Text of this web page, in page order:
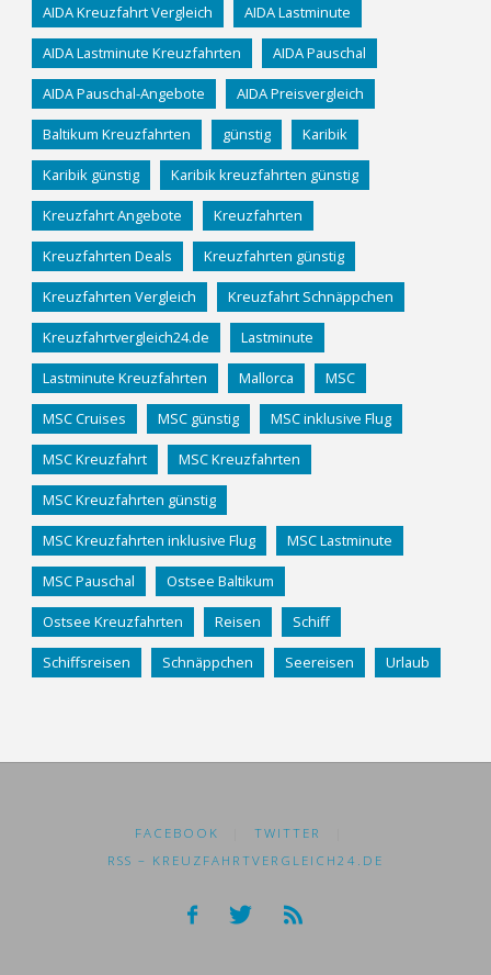
AIDA Kreuzfahrt Vergleich AIDA Lastminute
AIDA Lastminute Kreuzfahrten AIDA Pauschal
AIDA Pauschal-Angebote AIDA Preisvergleich
Baltikum Kreuzfahrten günstig Karibik
Karibik günstig Karibik kreuzfahrten günstig
Kreuzfahrt Angebote Kreuzfahrten
Kreuzfahrten Deals Kreuzfahrten günstig
Kreuzfahrten Vergleich Kreuzfahrt Schnäppchen
Kreuzfahrtvergleich24.de Lastminute
Lastminute Kreuzfahrten Mallorca MSC
MSC Cruises MSC günstig MSC inklusive Flug
MSC Kreuzfahrt MSC Kreuzfahrten
MSC Kreuzfahrten günstig
MSC Kreuzfahrten inklusive Flug MSC Lastminute
MSC Pauschal Ostsee Baltikum
Ostsee Kreuzfahrten Reisen Schiff
Schiffsreisen Schnäppchen Seereisen Urlaub
FACEBOOK TWITTER
RSS – KREUZFAHRTVERGLEICH24.DE